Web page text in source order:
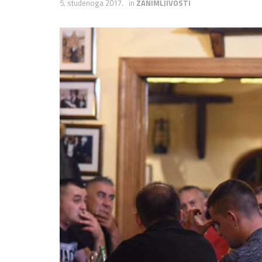
5. studenoga 2017. in ZANIMLJIVOSTI